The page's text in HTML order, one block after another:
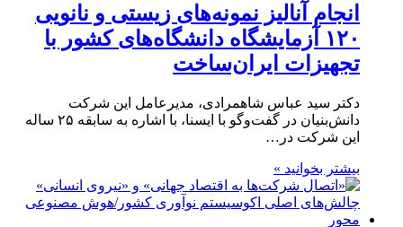
انجام آنالیز نمونه‌های زیستی و نانویی
۱۲۰ آزمایشگاه دانشگاه‌های کشور با
تجهیزات ایران‌ساخت
دکتر سید عباس شاهمرادی، مدیرعامل این شرکت
دانش‌بنیان در گفت‌وگو با ایسنا، با اشاره به سابقه ۲۵ ساله
این شرکت در…
بیشتر بخوانید »